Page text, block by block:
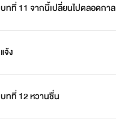
บทที่ 11 จากนี้เปลี่ยนไปตลอดกาล
แจ้ง
บทที่ 12 หวานชื่น